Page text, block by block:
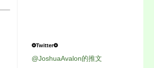
❂Twitter❂
@JoshuaAvalon的推文